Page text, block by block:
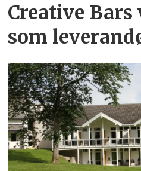
Creative
som